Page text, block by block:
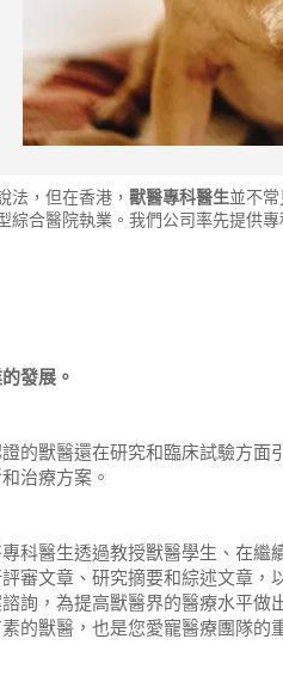
法，但在香港， 獸醫專科醫生並不
合醫院執業。我們公司率先提供
發展。
的獸醫還在研究和臨床試驗方面
治療方案。
科醫生透過教授獸醫學生、在繼
審文章、研究摘要和綜述文章，
詢，為提高獸醫界的醫療水平做
的獸醫，也是您愛寵醫療團隊的